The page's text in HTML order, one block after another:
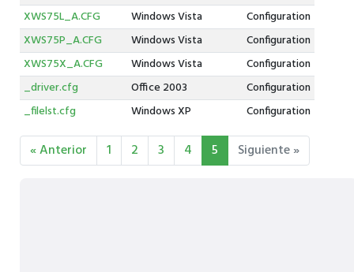
XWS75L_A.CFG
Windows Vista
Configuration
XWS75P_A.CFG
Windows Vista
Configuration
XWS75X_A.CFG
Windows Vista
Configuration
_driver.cfg
Office 2003
Configuration
_filelst.cfg
Windows XP Configuration
« Anterior 1 2 3 4 5 Siguiente »